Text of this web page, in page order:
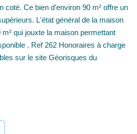
coté. Ce bien d'environ 90 m² offre un
L'état général de la maison
qui jouxte la maison permettant
. Ref 262 Honoraires à charge
sur le site Géorisques du